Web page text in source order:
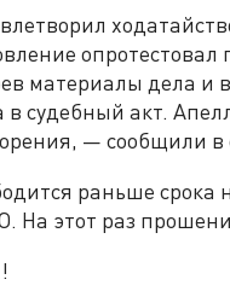
материалы дела и
судебный акт.
— сообщили в
раньше срока
На этот раз